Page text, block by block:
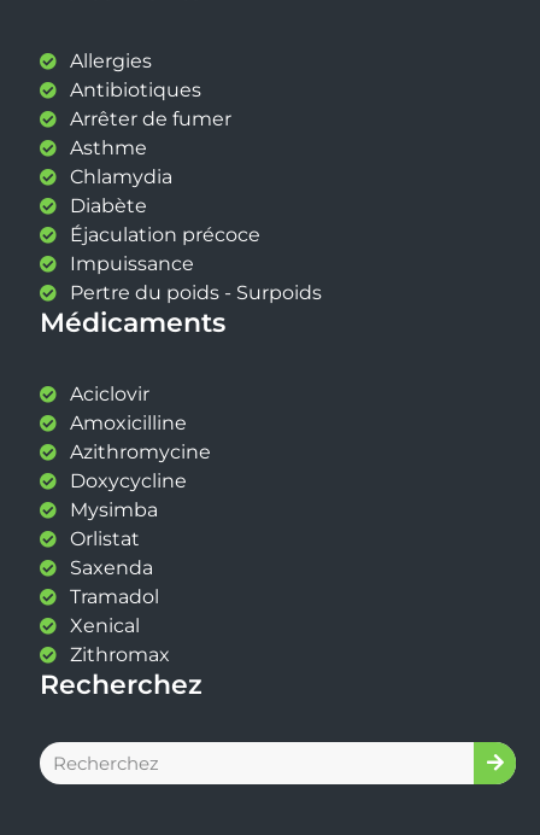
Allergies
Antibiotiques
Arrêter de fumer
Asthme
Chlamydia
Diabète
Éjaculation précoce
Impuissance
Pertre du poids - Surpoids
Médicaments
Aciclovir
Amoxicilline
Azithromycine
Doxycycline
Mysimba
Orlistat
Saxenda
Tramadol
Xenical
Zithromax
Recherchez